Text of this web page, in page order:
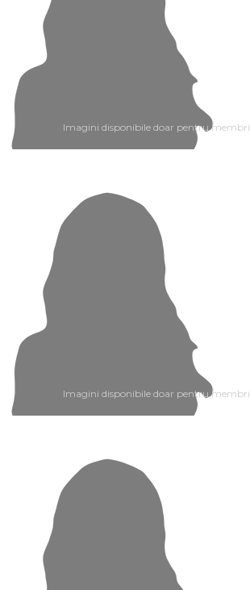
Imagini disponibile doar pentru membri
Imagini disponibile doar pentru membri